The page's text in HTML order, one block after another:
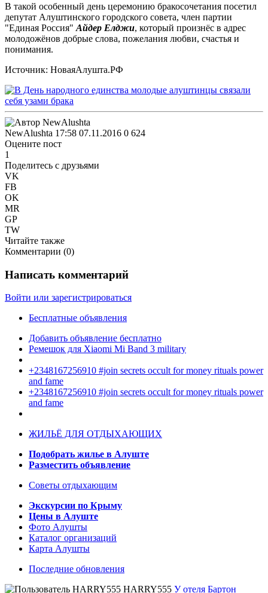
В такой особенный день церемонию бракосочетания посетил
депутат Алуштинского городского совета, член партии
"Единая Россия" Айдер Елджи, который произнёс в адрес
молодожёнов добрые слова, пожелания любви, счастья и
понимания.
Источник: НоваяАлушта.РФ
NewAlushta 17:58 07.11.2016 0 624
Оцените пост
1
Поделитесь с друзьями
VK
FB
OK
MR
GP
TW
Читайте также
Комментарии (0)
Написать комментарий
Войти или зарегистрироваться
Бесплатные объявления
Добавить объявление бесплатно
Ремешок для Xiaomi Mi Band 3 military
+2348167256910 #join secrets occult for money rituals power
and fame
+2348167256910 #join secrets occult for money rituals power
and fame
ЖИЛЬЁ ДЛЯ ОТДЫХАЮЩИХ
Подобрать жилье в Алуште
Разместить объявление
Советы отдыхающим
Экскурсии по Крыму
Цены в Алуште
Фото Алушты
Каталог организаций
Карта Алушты
Последние обновления
HARRY555 У отеля Бартон